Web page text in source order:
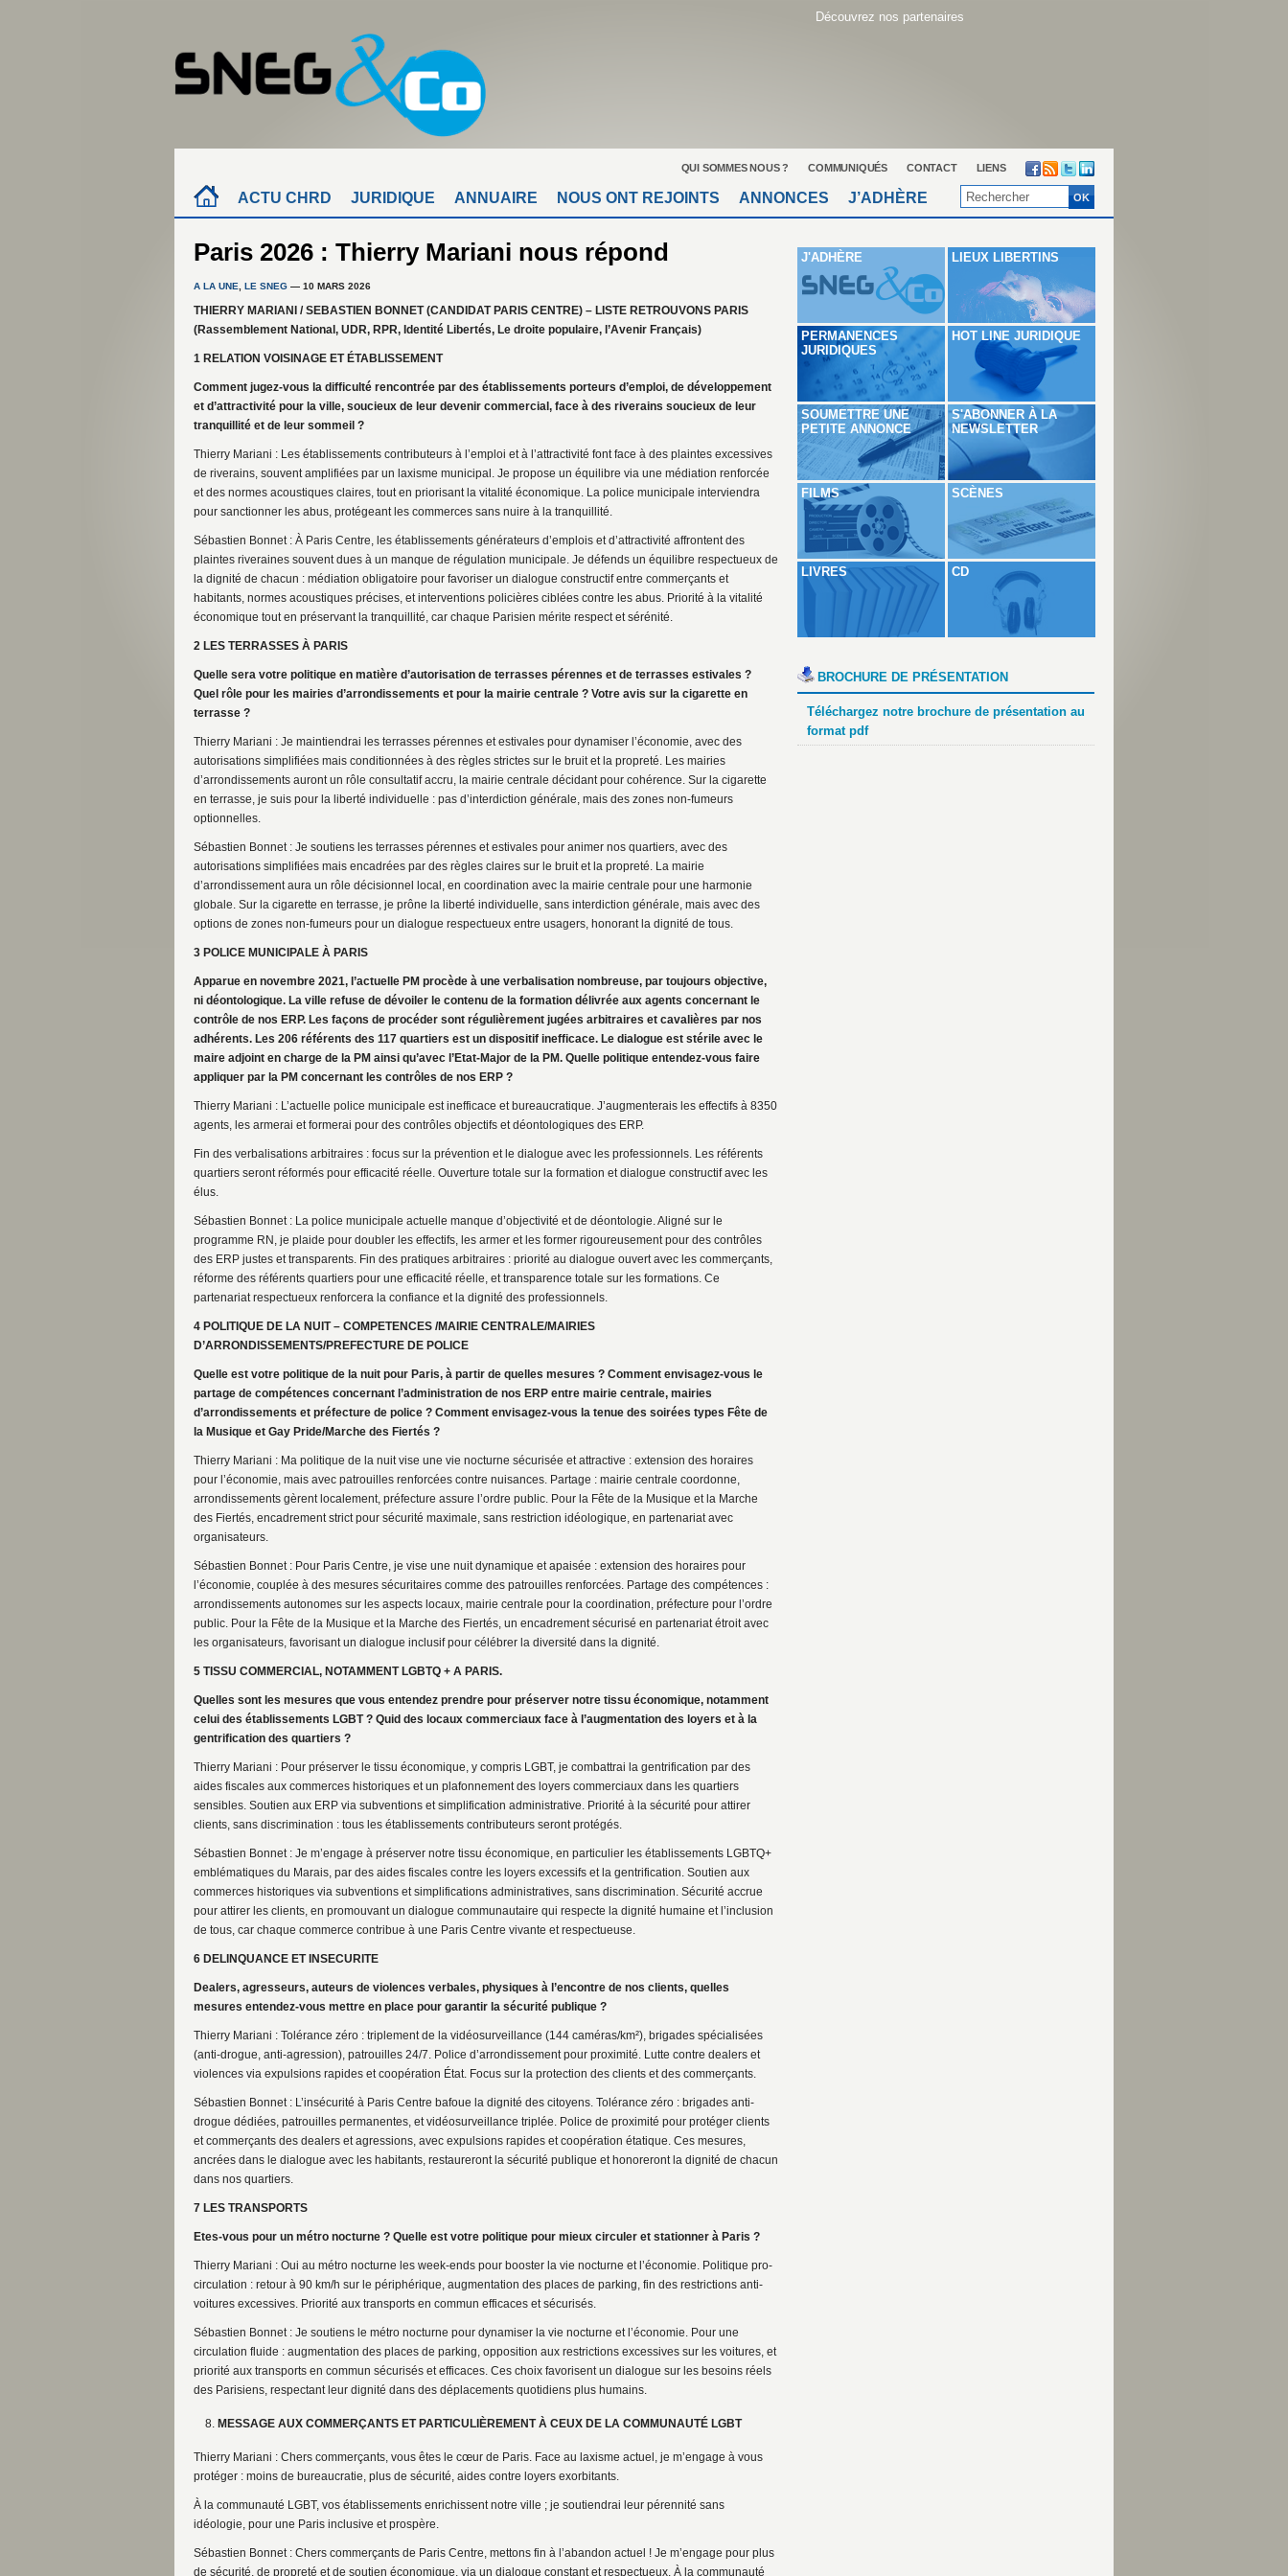
Découvrez nos partenaires
QUI SOMMES NOUS ? COMMUNIQUÉS CONTACT LIENS
ACTU CHRD JURIDIQUE ANNUAIRE NOUS ONT REJOINTS ANNONCES J’ADHÈRE
Paris 2026 : Thierry Mariani nous répond
A LA UNE LE SNEG — 10 MARS 2026
THIERRY MARIANI / SEBASTIEN BONNET (CANDIDAT PARIS CENTRE) – LISTE RETROUVONS PARIS
(Rassemblement National, UDR, RPR, Identité Libertés, Le droite populaire, l’Avenir Français)
1 RELATION VOISINAGE ET ÉTABLISSEMENT
Comment jugez-vous la difficulté rencontrée par des établissements porteurs d’emploi, de développement
et d’attractivité pour la ville, soucieux de leur devenir commercial, face à des riverains soucieux de leur
tranquillité et de leur sommeil ?
Thierry Mariani : Les établissements contributeurs à l’emploi et à l’attractivité font face à des plaintes excessives
de riverains, souvent amplifiées par un laxisme municipal. Je propose un équilibre via une médiation renforcée
et des normes acoustiques claires, tout en priorisant la vitalité économique. La police municipale interviendra
pour sanctionner les abus, protégeant les commerces sans nuire à la tranquillité.
Sébastien Bonnet : À Paris Centre, les établissements générateurs d’emplois et d’attractivité affrontent des
plaintes riveraines souvent dues à un manque de régulation municipale. Je défends un équilibre respectueux de
la dignité de chacun : médiation obligatoire pour favoriser un dialogue constructif entre commerçants et
habitants, normes acoustiques précises, et interventions policières ciblées contre les abus. Priorité à la vitalité
économique tout en préservant la tranquillité, car chaque Parisien mérite respect et sérénité.
2 LES TERRASSES À PARIS
Quelle sera votre politique en matière d’autorisation de terrasses pérennes et de terrasses estivales ?
Quel rôle pour les mairies d’arrondissements et pour la mairie centrale ? Votre avis sur la cigarette en
terrasse ?
Thierry Mariani : Je maintiendrai les terrasses pérennes et estivales pour dynamiser l’économie, avec des
autorisations simplifiées mais conditionnées à des règles strictes sur le bruit et la propreté. Les mairies
d’arrondissements auront un rôle consultatif accru, la mairie centrale décidant pour cohérence. Sur la cigarette
en terrasse, je suis pour la liberté individuelle : pas d’interdiction générale, mais des zones non-fumeurs
optionnelles.
Sébastien Bonnet : Je soutiens les terrasses pérennes et estivales pour animer nos quartiers, avec des
autorisations simplifiées mais encadrées par des règles claires sur le bruit et la propreté. La mairie
d’arrondissement aura un rôle décisionnel local, en coordination avec la mairie centrale pour une harmonie
globale. Sur la cigarette en terrasse, je prône la liberté individuelle, sans interdiction générale, mais avec des
options de zones non-fumeurs pour un dialogue respectueux entre usagers, honorant la dignité de tous.
3 POLICE MUNICIPALE À PARIS
Apparue en novembre 2021, l’actuelle PM procède à une verbalisation nombreuse, par toujours objective,
ni déontologique. La ville refuse de dévoiler le contenu de la formation délivrée aux agents concernant le
contrôle de nos ERP. Les façons de procéder sont régulièrement jugées arbitraires et cavalières par nos
adhérents. Les 206 référents des 117 quartiers est un dispositif inefficace. Le dialogue est stérile avec le
maire adjoint en charge de la PM ainsi qu’avec l’Etat-Major de la PM. Quelle politique entendez-vous faire
appliquer par la PM concernant les contrôles de nos ERP ?
Thierry Mariani : L’actuelle police municipale est inefficace et bureaucratique. J’augmenterais les effectifs à 8350
agents, les armerai et formerai pour des contrôles objectifs et déontologiques des ERP.
Fin des verbalisations arbitraires : focus sur la prévention et le dialogue avec les professionnels. Les référents
quartiers seront réformés pour efficacité réelle. Ouverture totale sur la formation et dialogue constructif avec les
élus.
Sébastien Bonnet : La police municipale actuelle manque d’objectivité et de déontologie. Aligné sur le
programme RN, je plaide pour doubler les effectifs, les armer et les former rigoureusement pour des contrôles
des ERP justes et transparents. Fin des pratiques arbitraires : priorité au dialogue ouvert avec les commerçants,
réforme des référents quartiers pour une efficacité réelle, et transparence totale sur les formations. Ce
partenariat respectueux renforcera la confiance et la dignité des professionnels.
4 POLITIQUE DE LA NUIT – COMPETENCES /MAIRIE CENTRALE/MAIRIES
D’ARRONDISSEMENTS/PREFECTURE DE POLICE
Quelle est votre politique de la nuit pour Paris, à partir de quelles mesures ? Comment envisagez-vous le
partage de compétences concernant l’administration de nos ERP entre mairie centrale, mairies
d’arrondissements et préfecture de police ? Comment envisagez-vous la tenue des soirées types Fête de
la Musique et Gay Pride/Marche des Fiertés ?
Thierry Mariani : Ma politique de la nuit vise une vie nocturne sécurisée et attractive : extension des horaires
pour l’économie, mais avec patrouilles renforcées contre nuisances. Partage : mairie centrale coordonne,
arrondissements gèrent localement, préfecture assure l’ordre public. Pour la Fête de la Musique et la Marche
des Fiertés, encadrement strict pour sécurité maximale, sans restriction idéologique, en partenariat avec
organisateurs.
Sébastien Bonnet : Pour Paris Centre, je vise une nuit dynamique et apaisée : extension des horaires pour
l’économie, couplée à des mesures sécuritaires comme des patrouilles renforcées. Partage des compétences :
arrondissements autonomes sur les aspects locaux, mairie centrale pour la coordination, préfecture pour l’ordre
public. Pour la Fête de la Musique et la Marche des Fiertés, un encadrement sécurisé en partenariat étroit avec
les organisateurs, favorisant un dialogue inclusif pour célébrer la diversité dans la dignité.
5 TISSU COMMERCIAL, NOTAMMENT LGBTQ + A PARIS.
Quelles sont les mesures que vous entendez prendre pour préserver notre tissu économique, notamment
celui des établissements LGBT ? Quid des locaux commerciaux face à l’augmentation des loyers et à la
gentrification des quartiers ?
Thierry Mariani : Pour préserver le tissu économique, y compris LGBT, je combattrai la gentrification par des
aides fiscales aux commerces historiques et un plafonnement des loyers commerciaux dans les quartiers
sensibles. Soutien aux ERP via subventions et simplification administrative. Priorité à la sécurité pour attirer
clients, sans discrimination : tous les établissements contributeurs seront protégés.
Sébastien Bonnet : Je m’engage à préserver notre tissu économique, en particulier les établissements LGBTQ+
emblématiques du Marais, par des aides fiscales contre les loyers excessifs et la gentrification. Soutien aux
commerces historiques via subventions et simplifications administratives, sans discrimination. Sécurité accrue
pour attirer les clients, en promouvant un dialogue communautaire qui respecte la dignité humaine et l’inclusion
de tous, car chaque commerce contribue à une Paris Centre vivante et respectueuse.
6 DELINQUANCE ET INSECURITE
Dealers, agresseurs, auteurs de violences verbales, physiques à l’encontre de nos clients, quelles
mesures entendez-vous mettre en place pour garantir la sécurité publique ?
Thierry Mariani : Tolérance zéro : triplement de la vidéosurveillance (144 caméras/km²), brigades spécialisées
(anti-drogue, anti-agression), patrouilles 24/7. Police d’arrondissement pour proximité. Lutte contre dealers et
violences via expulsions rapides et coopération État. Focus sur la protection des clients et des commerçants.
Sébastien Bonnet : L’insécurité à Paris Centre bafoue la dignité des citoyens. Tolérance zéro : brigades anti-
drogue dédiées, patrouilles permanentes, et vidéosurveillance triplée. Police de proximité pour protéger clients
et commerçants des dealers et agressions, avec expulsions rapides et coopération étatique. Ces mesures,
ancrées dans le dialogue avec les habitants, restaureront la sécurité publique et honoreront la dignité de chacun
dans nos quartiers.
7 LES TRANSPORTS
Etes-vous pour un métro nocturne ? Quelle est votre politique pour mieux circuler et stationner à Paris ?
Thierry Mariani : Oui au métro nocturne les week-ends pour booster la vie nocturne et l’économie. Politique pro-
circulation : retour à 90 km/h sur le périphérique, augmentation des places de parking, fin des restrictions anti-
voitures excessives. Priorité aux transports en commun efficaces et sécurisés.
Sébastien Bonnet : Je soutiens le métro nocturne pour dynamiser la vie nocturne et l’économie. Pour une
circulation fluide : augmentation des places de parking, opposition aux restrictions excessives sur les voitures, et
priorité aux transports en commun sécurisés et efficaces. Ces choix favorisent un dialogue sur les besoins réels
des Parisiens, respectant leur dignité dans des déplacements quotidiens plus humains.
MESSAGE AUX COMMERÇANTS ET PARTICULIÈREMENT À CEUX DE LA COMMUNAUTÉ LGBT
Thierry Mariani : Chers commerçants, vous êtes le cœur de Paris. Face au laxisme actuel, je m’engage à vous
protéger : moins de bureaucratie, plus de sécurité, aides contre loyers exorbitants.
À la communauté LGBT, vos établissements enrichissent notre ville ; je soutiendrai leur pérennité sans
idéologie, pour une Paris inclusive et prospère.
Sébastien Bonnet : Chers commerçants de Paris Centre, mettons fin à l’abandon actuel ! Je m’engage pour plus
de sécurité, de propreté et de soutien économique, via un dialogue constant et respectueux. À la communauté
J'ADHÈRE LIEUX LIBERTINS
PERMANENCES
JURIDIQUES
HOT LINE JURIDIQUE
SOUMETTRE UNE
PETITE ANNONCE
S'ABONNER À LA
NEWSLETTER
FILMS SCÈNES
LIVRES CD
BROCHURE DE PRÉSENTATION
Téléchargez notre brochure de présentation au
format pdf